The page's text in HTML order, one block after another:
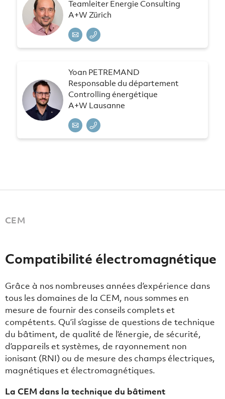
Teamleiter Energie Consulting
A+W Zürich
Yoan PETREMAND
Responsable du département
Controlling énergétique
A+W Lausanne
CEM
Compatibilité électromagnétique
Grâce à nos nombreuses années d’expérience dans
tous les domaines de la CEM, nous sommes en
mesure de fournir des conseils complets et
compétents. Qu’il s’agisse de questions de technique
du bâtiment, de qualité de l’énergie, de sécurité,
d’appareils et systèmes, de rayonnement non
ionisant (RNI) ou de mesure des champs électriques,
magnétiques et électromagnétiques.
La CEM dans la technique du bâtiment